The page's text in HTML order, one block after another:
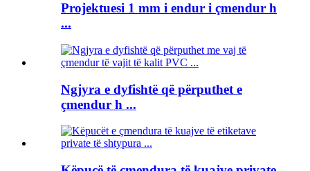
Projektuesi 1 mm i endur i çmendur h
...
Ngjyra e dyfishtë që përputhet e
çmendur h ...